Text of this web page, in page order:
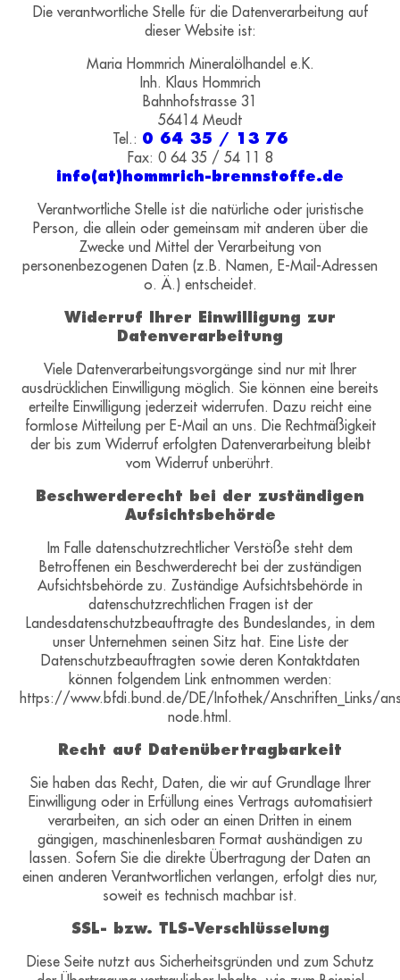
Die verantwortliche Stelle für die Datenverarbeitung auf
dieser Website ist:
Maria Hommrich Mineralölhandel e.K.
Inh. Klaus Hommrich
Bahnhofstrasse 31
56414 Meudt
Tel.: 0 64 35 / 13 76
Fax: 0 64 35 / 54 11 8
info(at)hommrich-brennstoffe.de
Verantwortliche Stelle ist die natürliche oder juristische
Person, die allein oder gemeinsam mit anderen über die
Zwecke und Mittel der Verarbeitung von
personenbezogenen Daten (z.B. Namen, E-Mail-Adressen
o. Ä.) entscheidet.
Widerruf Ihrer Einwilligung zur
Datenverarbeitung
Viele Datenverarbeitungsvorgänge sind nur mit Ihrer
ausdrücklichen Einwilligung möglich. Sie können eine bereits
erteilte Einwilligung jederzeit widerrufen. Dazu reicht eine
formlose Mitteilung per E-Mail an uns. Die Rechtmäßigkeit
der bis zum Widerruf erfolgten Datenverarbeitung bleibt
vom Widerruf unberührt.
Beschwerderecht bei der zuständigen
Aufsichtsbehörde
Im Falle datenschutzrechtlicher Verstöße steht dem
Betroffenen ein Beschwerderecht bei der zuständigen
Aufsichtsbehörde zu. Zuständige Aufsichtsbehörde in
datenschutzrechtlichen Fragen ist der
Landesdatenschutzbeauftragte des Bundeslandes, in dem
unser Unternehmen seinen Sitz hat. Eine Liste der
Datenschutzbeauftragten sowie deren Kontaktdaten
können folgendem Link entnommen werden:
https://www.bfdi.bund.de/DE/Infothek/Anschriften_Links/
node.html.
Recht auf Datenübertragbarkeit
Sie haben das Recht, Daten, die wir auf Grundlage Ihrer
Einwilligung oder in Erfüllung eines Vertrags automatisiert
verarbeiten, an sich oder an einen Dritten in einem
gängigen, maschinenlesbaren Format aushändigen zu
lassen. Sofern Sie die direkte Übertragung der Daten an
einen anderen Verantwortlichen verlangen, erfolgt dies nur,
soweit es technisch machbar ist.
SSL- bzw. TLS-Verschlüsselung
Diese Seite nutzt aus Sicherheitsgründen und zum Schutz